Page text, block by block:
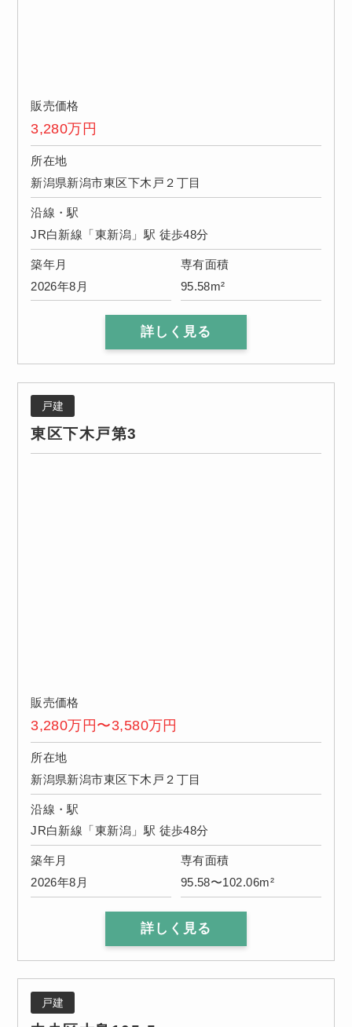
販売価格
3,280万円
所在地
新潟県新潟市東区下木戸２丁目
沿線・駅
JR白新線「東新潟」駅 徒歩48分
築年月
2026年8月
専有面積
95.58m²
詳しく見る
戸建
東区下木戸第3
販売価格
3,280万円〜3,580万円
所在地
新潟県新潟市東区下木戸２丁目
沿線・駅
JR白新線「東新潟」駅 徒歩48分
築年月
2026年8月
専有面積
95.58〜102.06m²
詳しく見る
戸建